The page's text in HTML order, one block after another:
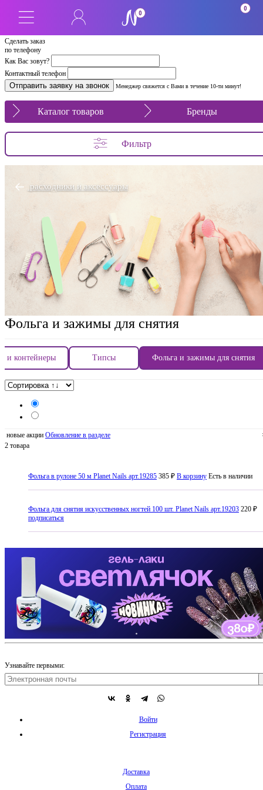
Сделать заказ
по телефону
Как Вас зовут?
Контактный телефон
Менеджер свяжется с Вами в течение 10-ти минут!
0
0
Каталог товаров Бренды
Фильтр
расходники и аксессуары
Фольга и зажимы для снятия
и контейнеры Типсы Фольга и зажимы для снятия
новые акции Обновление в разделе
2 товара
Фольга в рулоне 50 м Planet Nails арт.19285 385 ₽ В корзину Есть в наличии
Фольга для снятия искусственных ногтей 100 шт. Planet Nails арт.19203 220 ₽
подписаться
Узнавайте первыми:
Войти
Регистрация
Доставка
Оплата